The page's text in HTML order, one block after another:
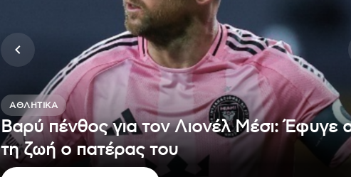
ΑΘΛΗΤΙΚΆ
Βαρύ πένθος για τον Λιονέλ Μέσι: Έφυγε
τη ζωή ο πατέρας του